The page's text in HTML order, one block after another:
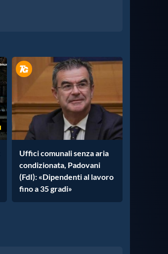
Uffici comunali senza aria
condizionata, Padovani
(FdI): «Dipendenti al lavoro
fino a 35 gradi»